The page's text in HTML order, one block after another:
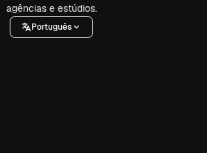
agências e estúdios.
Português